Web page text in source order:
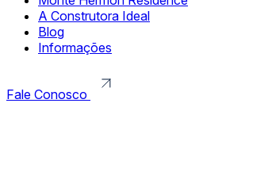
A Construtora Ideal
Blog
Informações
Fale Conosco